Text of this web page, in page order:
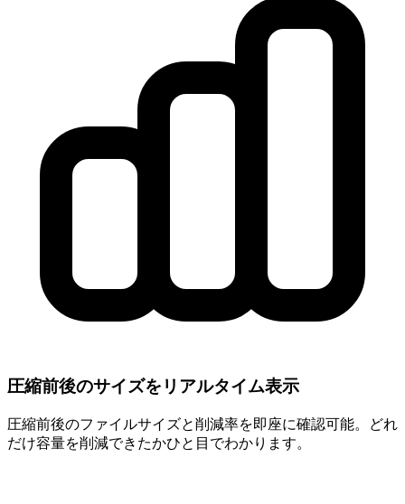
圧縮前後のサイズをリアルタイム表示
圧縮前後のファイルサイズと削減率を即座に確認可能。どれ
だけ容量を削減できたかひと目でわかります。